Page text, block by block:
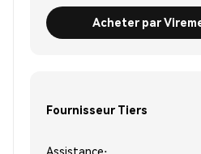
Acheter par
Fournisseur Tiers
Assistance: